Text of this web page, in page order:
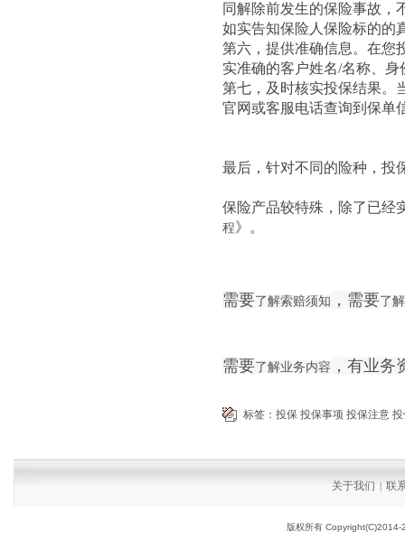
同解除前发生的保险事故，
如实告知保险人保险标的的
第六，提供准确信息。在您
实准确的客户姓名/名称、身
第七，及时核实投保结果。
官网或客服电话查询到保单
最后，针对不同的险种，投
保险产品较特殊，除了已经
程》。
需要了解索赔须知 ，需要了
需要了解业务内容 ， 有业务
标签： 投保 投保事项 投保注意
关于我们 | 联
版权所有